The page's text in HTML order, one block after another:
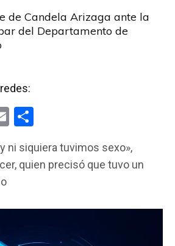
de Candela Arizaga ante la
del Departamento de
E
ail m
p
tir
ni siquiera tuvimos sexo»,
quien precisó que tuvo un